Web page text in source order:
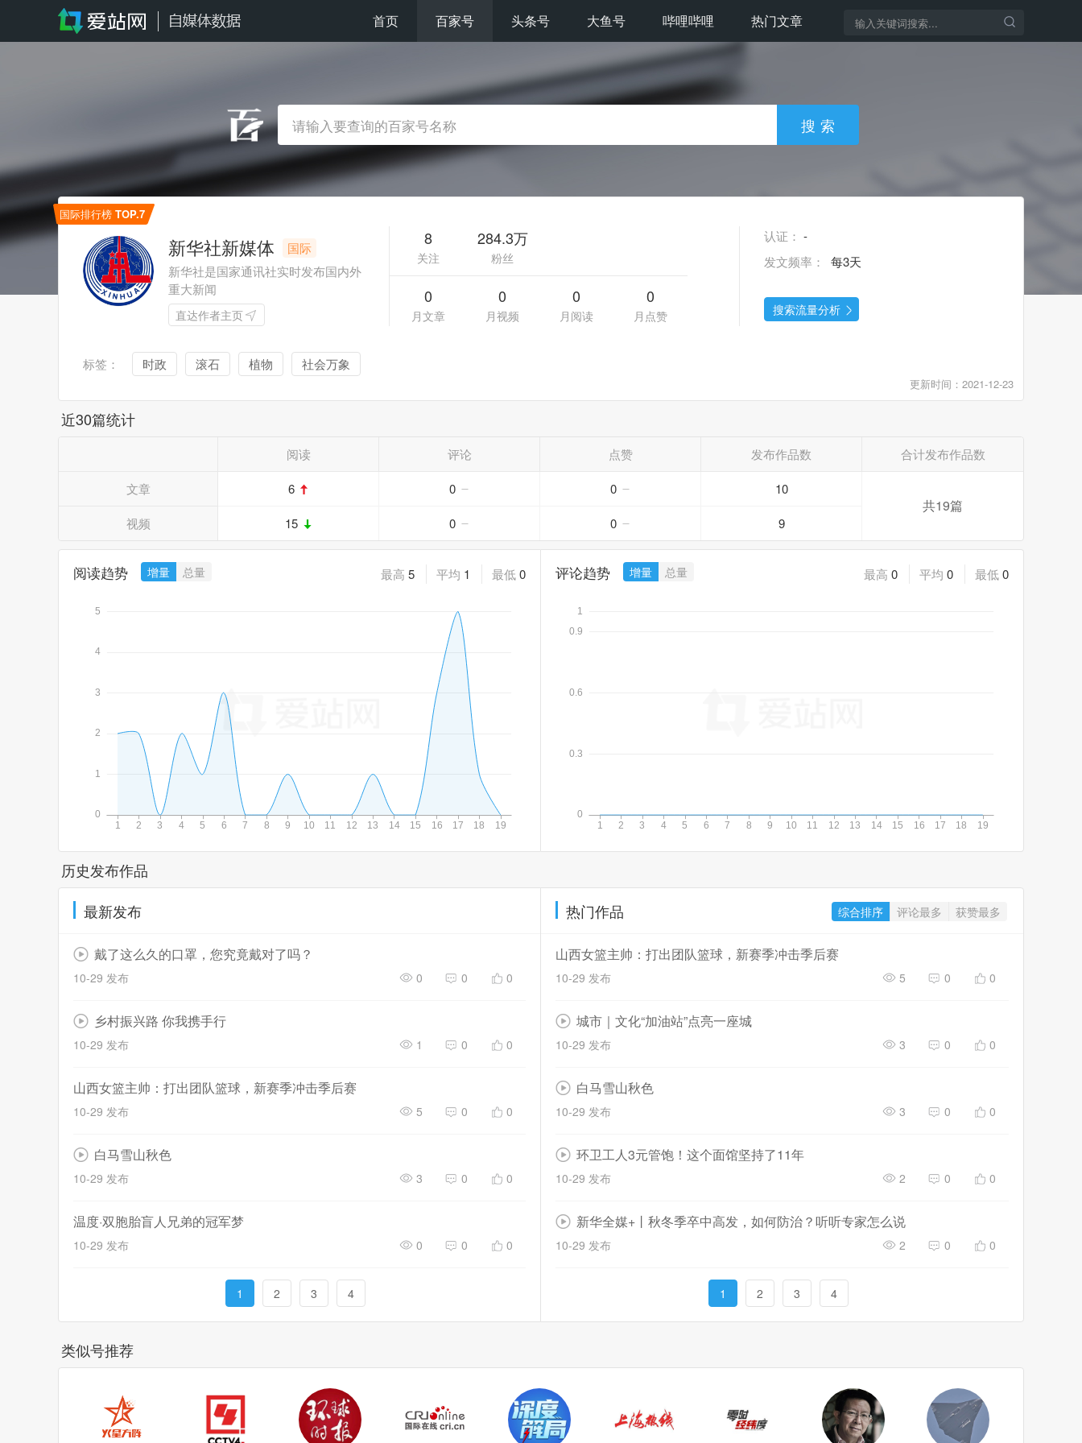
首页 百家号 头条号 大鱼号 哔哩哔哩 热门文章
新华社新媒体
国际
新华社是国家通讯社实时发布国内外
重大新闻
直达作者主页
8
关注
284.3万
粉丝
0
月文章
0
月视频
0
月阅读
0
月点赞
认证： -
发文频率：
每3天
搜索流量分析
标签： 时政 滚石 植物 社会万象
更新时间：2021-12-23
国际排行榜 TOP.7
近30篇统计
阅读 评论 点赞 发布作品数 合计发布作品数
文章 6 0 0 10
共19篇
视频 15 0 0 9
阅读趋势 增量 总量 最高 5 平均 1 最低0 评论趋势 增量 总量 最高 0 平均 0 最低0
历史发布作品
最新发布
戴了这么久的口罩，您究竟戴对了吗？
10-29 发布 0 0 0
乡村振兴路 你我携手行
10-29 发布 1 0 0
山西女篮主帅：打出团队篮球，新赛季冲击季后赛
10-29 发布 5 0 0
白马雪山秋色
10-29 发布 3 0 0
温度·双胞胎盲人兄弟的冠军梦
10-29 发布 0 0 0
1 2 3 4
热门作品 综合排序 评论最多 获赞最多
山西女篮主帅：打出团队篮球，新赛季冲击季后赛
10-29 发布 5 0 0
城市｜文化“加油站”点亮一座城
10-29 发布 3 0 0
白马雪山秋色
10-29 发布 3 0 0
环卫工人3元管饱！这个面馆坚持了11年
10-29 发布 2 0 0
新华全媒+丨秋冬季卒中高发，如何防治？听听专家怎么说
10-29 发布 2 0 0
1 2 3 4
类似号推荐